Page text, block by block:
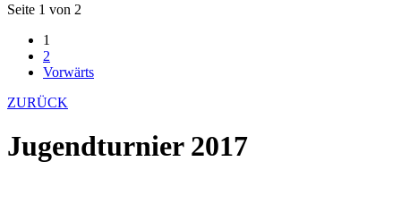
Seite 1 von 2
1
2
Vorwärts
ZURÜCK
Jugendturnier 2017